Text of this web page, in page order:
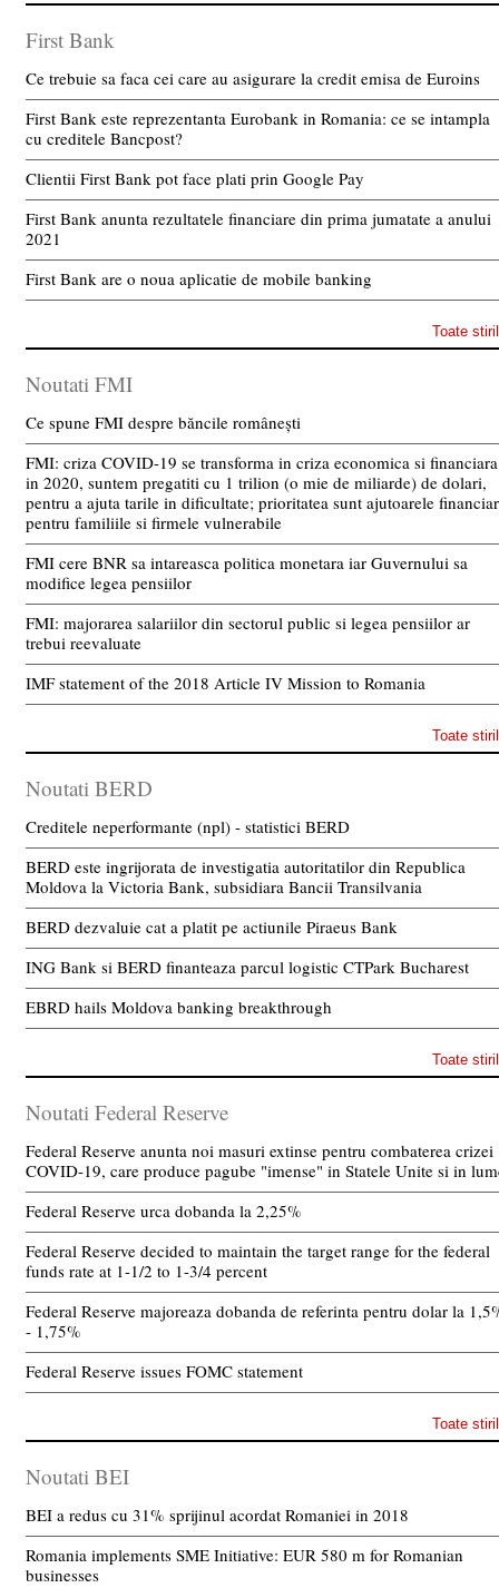
First Bank
Ce trebuie sa faca cei care au asigurare la credit emisa de Euroins
First Bank este reprezentanta Eurobank in Romania: ce se intampla
cu creditele Bancpost?
Clientii First Bank pot face plati prin Google Pay
First Bank anunta rezultatele financiare din prima jumatate a anului
2021
First Bank are o noua aplicatie de mobile banking
Toate
Noutati FMI
Ce spune FMI despre băncile românești
FMI: criza COVID-19 se transforma in criza economica si financiara
in 2020, suntem pregatiti cu 1 trilion (o mie de miliarde) de dolari,
pentru a ajuta tarile in dificultate; prioritatea sunt ajutoarele
pentru familiile si firmele vulnerabile
FMI cere BNR sa intareasca politica monetara iar Guvernului sa
modifice legea pensiilor
FMI: majorarea salariilor din sectorul public si legea pensiilor ar
trebui reevaluate
IMF statement of the 2018 Article IV Mission to Romania
Toate
Noutati BERD
Creditele neperformante (npl) - statistici BERD
BERD este ingrijorata de investigatia autoritatilor din Republica
Moldova la Victoria Bank, subsidiara Bancii Transilvania
BERD dezvaluie cat a platit pe actiunile Piraeus Bank
ING Bank si BERD finanteaza parcul logistic CTPark Bucharest
EBRD hails Moldova banking breakthrough
Toate
Noutati Federal Reserve
Federal Reserve anunta noi masuri extinse pentru combaterea crizei
COVID-19, care produce pagube "imense" in Statele Unite si in
Federal Reserve urca dobanda la 2,25%
Federal Reserve decided to maintain the target range for the federal
funds rate at 1-1/2 to 1-3/4 percent
Federal Reserve majoreaza dobanda de referinta pentru dolar la
- 1,75%
Federal Reserve issues FOMC statement
Toate
Noutati BEI
BEI a redus cu 31% sprijinul acordat Romaniei in 2018
Romania implements SME Initiative: EUR 580 m for Romanian
businesses